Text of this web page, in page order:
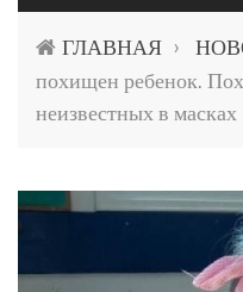
ГЛАВНАЯ ›
похищен ребенок.
неизвестных в масках